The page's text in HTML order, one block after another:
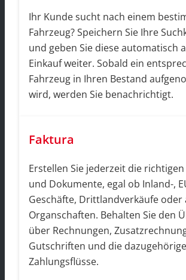
Ihr Kunde sucht nach einem
Fahrzeug? Speichern Sie Ihre
und geben Sie diese automatisch
Einkauf weiter. Sobald ein
Fahrzeug in Ihren Bestand
wird, werden Sie benachrichtigt.
Faktura
Erstellen Sie jederzeit die
und Dokumente, egal ob Inland-,
Geschäfte, Drittlandverkäufe oder
Organschaften. Behalten Sie den
über Rechnungen,
Gutschriften und die
Zahlungsflüsse.